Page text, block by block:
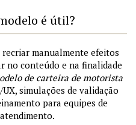
é útil?
recriar manualmente efeitos
no conteúdo e na finalidade
de carteira de motorista
simulações de validação
para equipes de